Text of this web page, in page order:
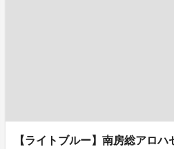
【ライトブルー】南房総アロハ